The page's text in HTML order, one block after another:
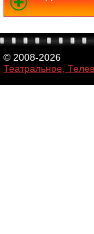
© 2008-2026
Театральное,